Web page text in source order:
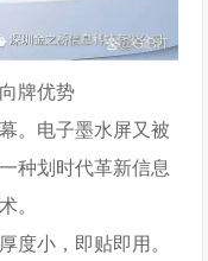
牌优势
。电子墨水屏又被
种划时代革新信息
。
度小，即贴即用。